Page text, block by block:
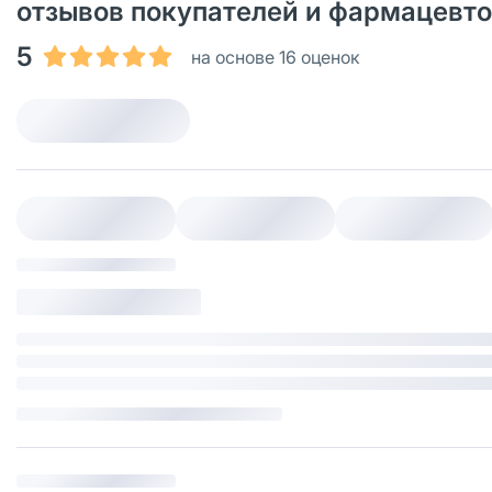
отзывов покупателей и
5
на основе 16 оценок